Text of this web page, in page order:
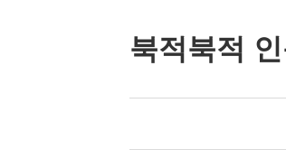
북적북적